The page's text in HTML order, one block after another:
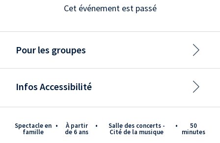
Spectacle en
famille
• à partir
de 6 ans
• Salle des concerts -
Cité de la musique
• 50
minutes
Cet événement est passé
Pour les groupes
Infos Accessibilité